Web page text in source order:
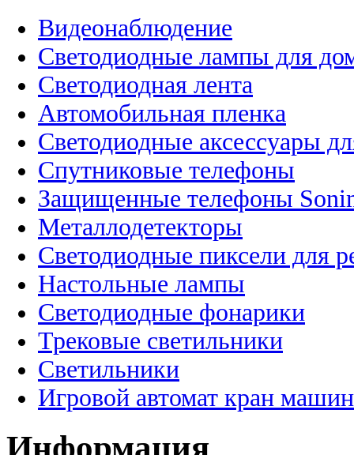
Видеонаблюдение
Светодиодные лампы для
Светодиодная лента
Автомобильная пленка
Светодиодные аксессуары
Спутниковые телефоны
Защищенные телефоны
Металлодетекторы
Светодиодные пиксели для
Настольные лампы
Светодиодные фонарики
Трековые светильники
Светильники
Игровой автомат кран
Информация